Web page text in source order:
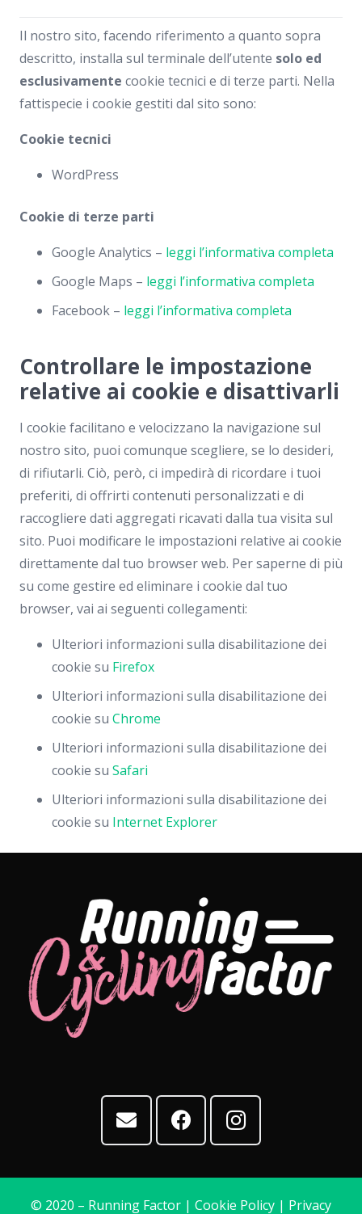
Il nostro sito, facendo riferimento a quanto sopra
descritto, installa sul terminale dell’utente solo ed
esclusivamente cookie tecnici e di terze parti. Nella
fattispecie i cookie gestiti dal sito sono:
Cookie tecnici
WordPress
Cookie di terze parti
Google Analytics – leggi l’informativa completa
Google Maps – leggi l’informativa completa
Facebook – leggi l’informativa completa
Controllare le impostazione
relative ai cookie e disattivarli
I cookie facilitano e velocizzano la navigazione sul
nostro sito, puoi comunque scegliere, se lo desideri,
di rifiutarli. Ciò, però, ci impedirà di ricordare i tuoi
preferiti, di offrirti contenuti personalizzati e di
raccogliere dati aggregati ricavati dalla tua visita sul
sito. Puoi modificare le impostazioni relative ai cookie
direttamente dal tuo browser web. Per saperne di più
su come gestire ed eliminare i cookie dal tuo
browser, vai ai seguenti collegamenti:
Ulteriori informazioni sulla disabilitazione dei
cookie su Firefox
Ulteriori informazioni sulla disabilitazione dei
cookie su Chrome
Ulteriori informazioni sulla disabilitazione dei
cookie su Safari
Ulteriori informazioni sulla disabilitazione dei
cookie su Internet Explorer
© 2020 – Running Factor | Cookie Policy | Privacy